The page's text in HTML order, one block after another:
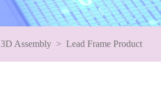
3D Assembly> Lead Frame Product